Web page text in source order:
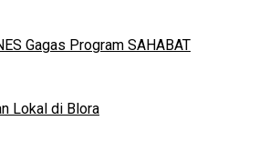
Gagas Program SAHABAT
Lokal di Blora